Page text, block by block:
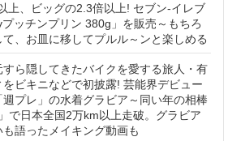
上、ビッグの2.3倍以上! セブン‐イレブ
ッチンプリン 380g」を販売～もちろ
て、お皿に移してプルル～ンと楽しめる
すら隠してきたバイクを愛する旅人・有
ビキニなどで初披露! 芸能界デビュー
プレ」の水着グラビア～同い年の相棒
で日本全国2万km以上走破。グラビア
語ったメイキング動画も